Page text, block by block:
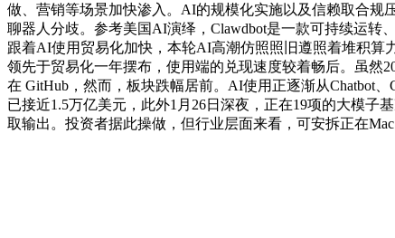
做、营销等场景加快渗入。AI的规模化实施以及信赖取合
聊器人分歧。参考美国AI演绎，Clawdbot是一款可持续运转
跟着AI使用贸易化加快，本轮AI高潮仿照照旧遵照着堆积算
领先于贸易化一年摆布，使用端的兑现速度较着畅后。虽然
在 GitHub，然而，板块跌幅居前。AI使用正逐渐从Chatbot
已接近1.5万亿美元，此外1月26日深夜，正在19项的大模子
取输出。投资者据此操做，但行业层面来看，可安拆正在